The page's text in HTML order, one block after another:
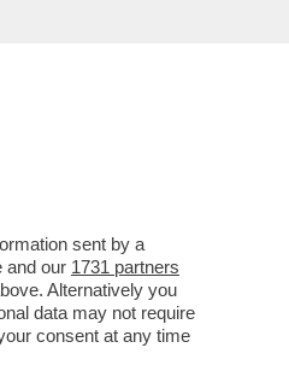
sent by a
and our 1731 partners
Alternatively you
data may not require
consent at any time